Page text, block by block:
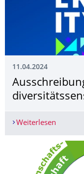
11.04.2024
Weiterlesen